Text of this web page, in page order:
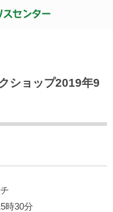
ショップ2019年9
時30分